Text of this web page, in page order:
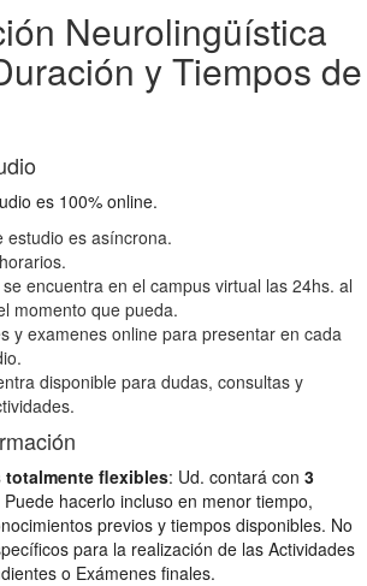
Neurolingüística
y Tiempos de
es 100% online.
estudio es asíncrona.
encuentra en el campus virtual las 24hs. al
momento que pueda.
y examenes online para presentar en cada
disponible para dudas, consultas y
flexibles: Ud. contará con 3
hacerlo incluso en menor tiempo,
previos y tiempos disponibles. No
para la realización de las Actividades
o Exámenes finales.